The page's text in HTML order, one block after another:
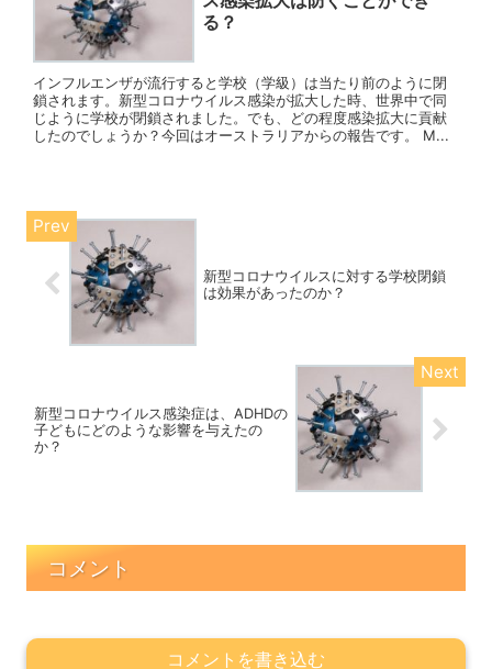
る？
インフルエンザが流行すると学校（学級）は当たり前のように閉
鎖されます。新型コロナウイルス感染が拡大した時、世界中で同
じように学校が閉鎖されました。でも、どの程度感染拡大に貢献
したのでしょうか？今回はオーストラリアからの報告です。 M...
新型コロナウイルスに対する学校閉鎖
は効果があったのか？
新型コロナウイルス感染症は、ADHDの
子どもにどのような影響を与えたの
か？
コメント
コメントを書き込む